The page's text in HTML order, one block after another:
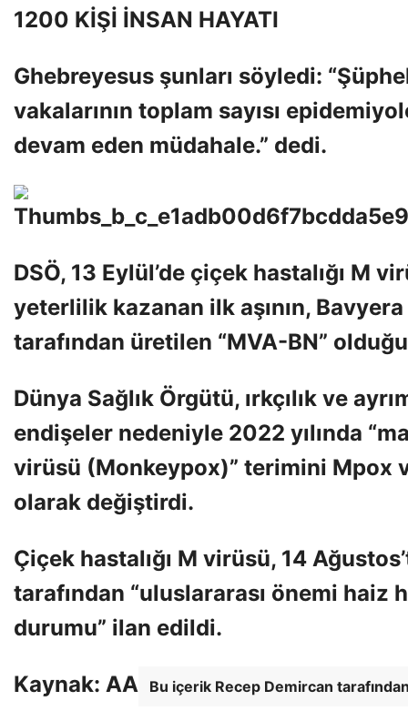
1200 KİŞİ İNSAN HAYATI
Ghebreyesus şunları söyledi:
vakalarının toplam sayısı
devam eden müdahale.” dedi.
DSÖ, 13 Eylül’de çiçek hastalığı M
yeterlilik kazanan ilk aşının,
tarafından üretilen “MVA-BN”
Dünya Sağlık Örgütü, ırkçılık ve
endişeler nedeniyle 2022 yılında
virüsü (Monkeypox)” terimini Mpox
olarak değiştirdi.
Çiçek hastalığı M virüsü, 14
tarafından “uluslararası önemi haiz
durumu” ilan edildi.
Kaynak: AA Bu içerik Recep Demircan tarafından